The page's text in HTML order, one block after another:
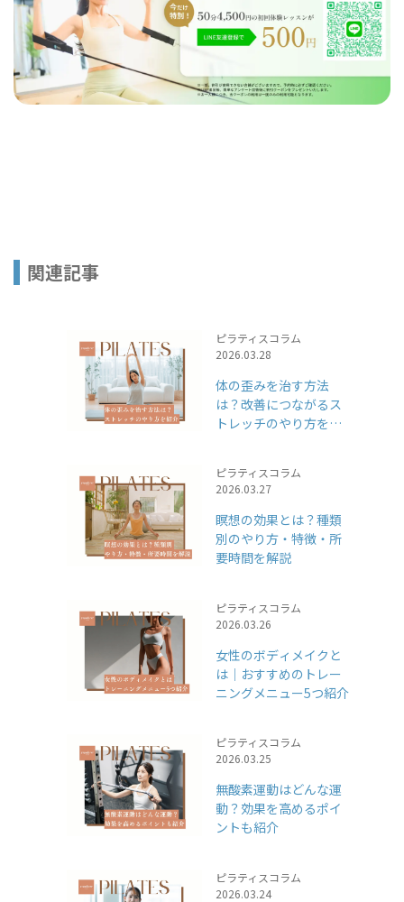
関連記事
ピラティスコラム
2026.03.28
体の歪みを治す方法
は？改善につながるス
トレッチのやり方を紹
ピラティスコラム
2026.03.27
瞑想の効果とは？種類
別のやり方・特徴・所
要時間を解説
ピラティスコラム
2026.03.26
女性のボディメイクと
は｜おすすめのトレー
ニングメニュー5つ紹介
ピラティスコラム
2026.03.25
無酸素運動はどんな運
動？効果を高めるポイ
ントも紹介
ピラティスコラム
2026.03.24